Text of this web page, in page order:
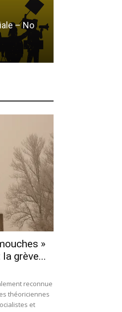
– No
»
grève...
reconnue
théoriciennes
et